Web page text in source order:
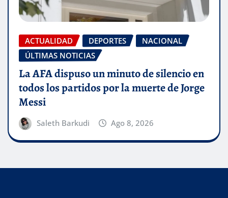
ACTUALIDAD DEPORTES
NACIONAL
ÚLTIMAS NOTICIAS
La AFA dispuso un minuto de silencio en
todos los partidos por la muerte de Jorge
Messi
Saleth Barkudi Ago 8, 2026